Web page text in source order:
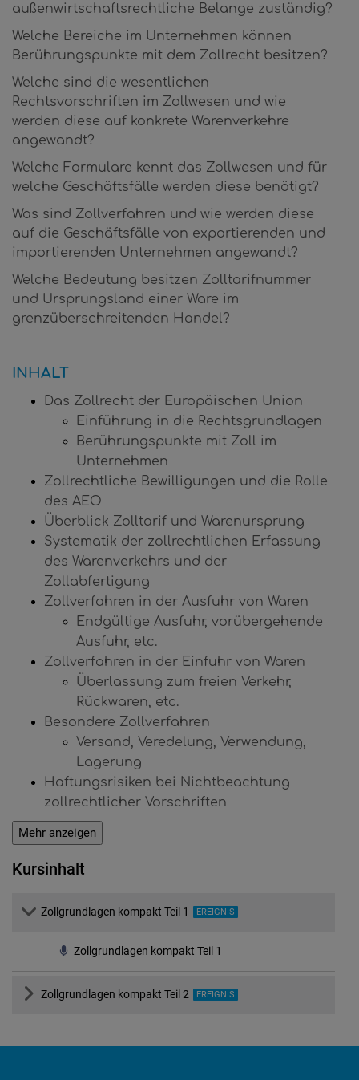
außenwirtschaftsrechtliche Belange zuständig?
Welche Bereiche im Unternehmen können
Berührungspunkte mit dem Zollrecht besitzen?
Welche sind die wesentlichen
Rechtsvorschriften im Zollwesen und wie
werden diese auf konkrete Warenverkehre
angewandt?
Welche Formulare kennt das Zollwesen und für
welche Geschäftsfälle werden diese benötigt?
Was sind Zollverfahren und wie werden diese
auf die Geschäftsfälle von exportierenden und
importierenden Unternehmen angewandt?
Welche Bedeutung besitzen Zolltarifnummer
und Ursprungsland einer Ware im
grenzüberschreitenden Handel?
INHALT
Das Zollrecht der Europäischen Union
Einführung in die Rechtsgrundlagen
Berührungspunkte mit Zoll im
Unternehmen
Zollrechtliche Bewilligungen und die Rolle
des AEO
Überblick Zolltarif und Warenursprung
Systematik der zollrechtlichen Erfassung
des Warenverkehrs und der
Zollabfertigung
Zollverfahren in der Ausfuhr von Waren
Endgültige Ausfuhr, vorübergehende
Ausfuhr, etc.
Zollverfahren in der Einfuhr von Waren
Überlassung zum freien Verkehr,
Rückwaren, etc.
Besondere Zollverfahren
Versand, Veredelung, Verwendung,
Lagerung
Haftungsrisiken bei Nichtbeachtung
zollrechtlicher Vorschriften
Mehr anzeigen
Kursinhalt
Kursmodul
Zollgrundlagen kompakt Teil 1 KURSART:
EREIGNIS
Zollgrundlagen kompakt Teil 1
Kursmodul
Zollgrundlagen kompakt Teil 2 KURSART:
EREIGNIS